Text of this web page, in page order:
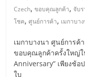
ไทย,
SMEs,
Czech,ขอบคุณลูกค้า, จับ
โชค,ศูนย์การค้า, เมกาบา
เมกาบางนา ศูนย์การ
ขอบคุณลูกค้าครั้งใหญ่ใ
Anniversary” เพียงช้อ
ใบ